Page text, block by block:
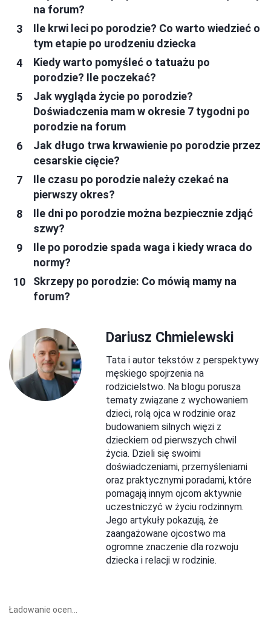
na forum?
Ile krwi leci po porodzie? Co warto wiedzieć o
tym etapie po urodzeniu dziecka
Kiedy warto pomyśleć o tatuażu po
porodzie? Ile poczekać?
Jak wygląda życie po porodzie?
Doświadczenia mam w okresie 7 tygodni po
porodzie na forum
Jak długo trwa krwawienie po porodzie przez
cesarskie cięcie?
Ile czasu po porodzie należy czekać na
pierwszy okres?
Ile dni po porodzie można bezpiecznie zdjąć
szwy?
Ile po porodzie spada waga i kiedy wraca do
normy?
Skrzepy po porodzie: Co mówią mamy na
forum?
Dariusz Chmielewski
Tata i autor tekstów z perspektywy
męskiego spojrzenia na
rodzicielstwo. Na blogu porusza
tematy związane z wychowaniem
dzieci, rolą ojca w rodzinie oraz
budowaniem silnych więzi z
dzieckiem od pierwszych chwil
życia. Dzieli się swoimi
doświadczeniami, przemyśleniami
oraz praktycznymi poradami, które
pomagają innym ojcom aktywnie
uczestniczyć w życiu rodzinnym.
Jego artykuły pokazują, że
zaangażowane ojcostwo ma
ogromne znaczenie dla rozwoju
dziecka i relacji w rodzinie.
Ładowanie ocen...